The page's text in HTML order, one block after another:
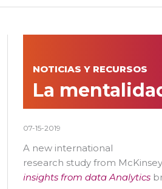
NOTICIAS Y RECURSOS
La
07-15-2019
A new international
research study from
insights from data Analytics